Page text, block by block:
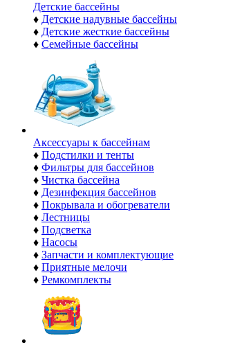
Детские бассейны
♦ Детские надувные бассейны
♦ Детские жесткие бассейны
♦ Семейные бассейны
Аксессуары к бассейнам
♦ Подстилки и тенты
♦ Фильтры для бассейнов
♦ Чистка бассейна
♦ Дезинфекция бассейнов
♦ Покрывала и обогреватели
♦ Лестницы
♦ Подсветка
♦ Насосы
♦ Запчасти и комплектующие
♦ Приятные мелочи
♦ Ремкомплекты